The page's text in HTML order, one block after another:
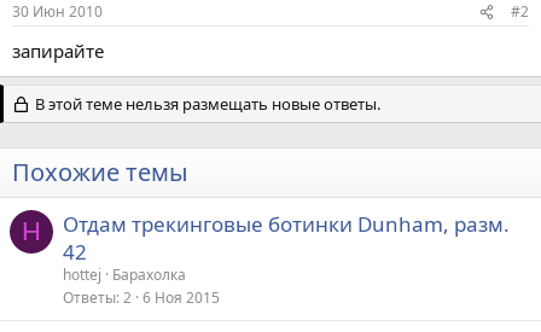
30 Июн 2010 #2
запирайте
В этой теме нельзя размещать новые ответы.
Похожие темы
H
Отдам трекинговые ботинки Dunham, разм.
42
hottej
Барахолка
Ответы 2 6 Ноя 2015